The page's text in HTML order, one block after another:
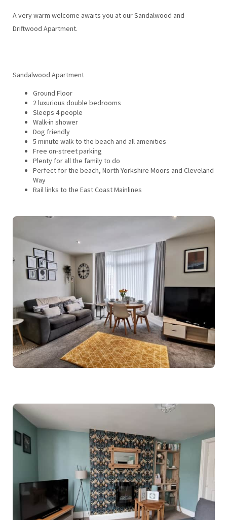
A very warm welcome awaits you at our Sandalwood and
Driftwood Apartment.
Sandalwood Apartment
Ground Floor
2 luxurious double bedrooms
Sleeps 4 people
Walk-in shower
Dog friendly
5 minute walk to the beach and all amenities
Free on-street parking
Plenty for all the family to do
Perfect for the beach, North Yorkshire Moors and Cleveland
Way
Rail links to the East Coast Mainlines